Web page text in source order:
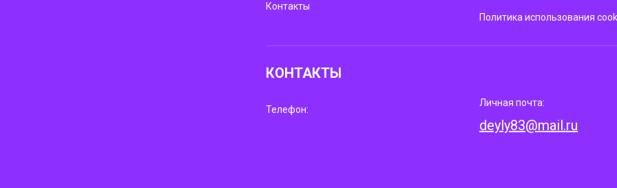
Контакты
Политика использования
КОНТАКТЫ
Телефон:
Личная почта:
deyly83@mail.ru